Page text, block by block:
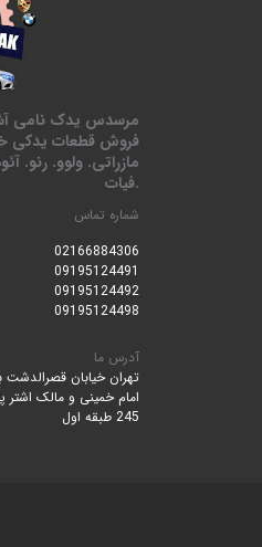
مرسدس یدک نامی
فروش قطعات یدکی
مازراتی. ولوو. رنو.
.فیات
شماره تماس
02166884306
09195124491
09195124492
09195124498
آدرس ما
تهران خیابان
امام خمینی و مالک اشتر
245 طبقه اول